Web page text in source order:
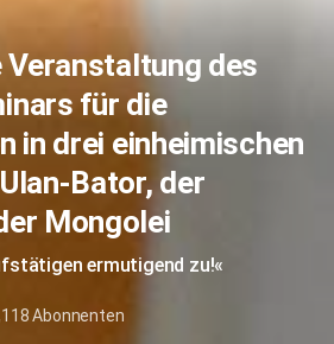
Veranstaltung des
für die
in drei einheimischen
Bator, der
Mongolei
ermutigend zu!«
Abonnenten